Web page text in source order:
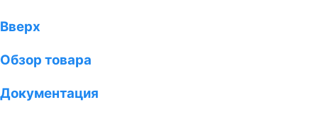
Вверх
Обзор товара
Документация